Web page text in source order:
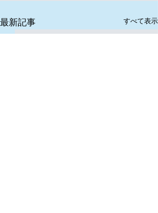
最新記事 すべて表示